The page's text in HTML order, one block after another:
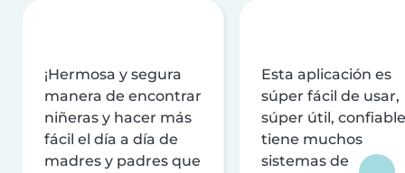
¡Hermosa y segura
manera de encontrar
niñeras y hacer más
fácil el día a día de
madres y padres que
Esta aplicación es
súper fácil de usar,
súper útil,
tiene muchos
sistemas de